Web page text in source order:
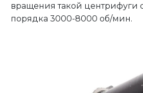
вращения такой центрифуги
порядка 3000-8000 об/мин.